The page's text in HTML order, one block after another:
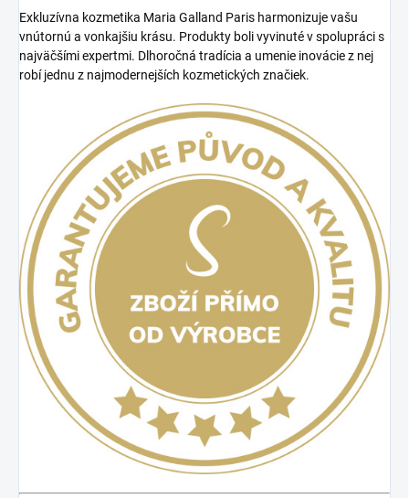
Exkluzívna kozmetika Maria Galland Paris harmonizuje vašu
vnútornú a vonkajšiu krásu. Produkty boli vyvinuté v spolupráci s
najväčšími expertmi. Dlhoročná tradícia a umenie inovácie z nej
robí jednu z najmodernejších kozmetických značiek.